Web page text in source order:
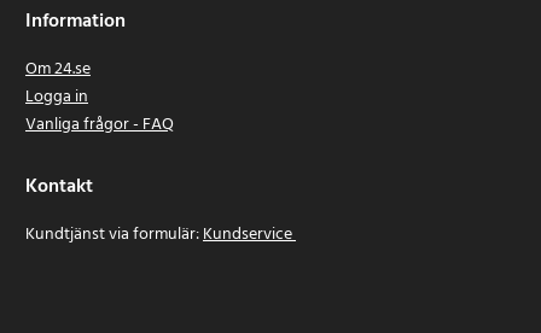
Information
Om 24.se
Logga in
Vanliga frågor - FAQ
Kontakt
Kundtjänst via formulär:Kundservice